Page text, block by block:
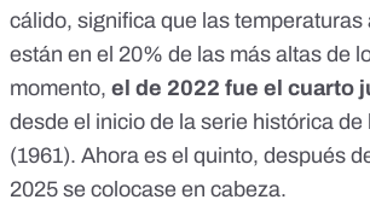
cálido, significa que las temperaturas
están en el 20% de las más altas de
momento, el de 2022 fue el cuarto
desde el inicio de la serie histórica de
(1961). Ahora es el quinto, después
2025 se colocase en cabeza.